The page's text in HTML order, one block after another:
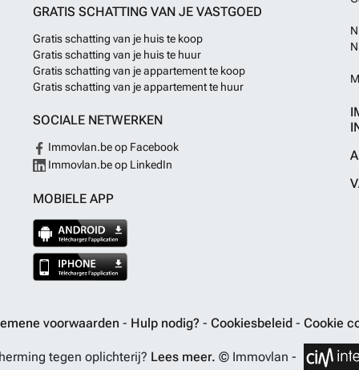
prachtig
vakantie. Er is
ruimte om
verplichting
Meer
GRATIS SCHATTING VAN JE VASTGOED
Gratis schatting van je huis te koop
Gratis schatting van je huis te huur
Gratis schatting van je appartement te koop
Gratis schatting van je appartement te huur
SOCIALE NETWERKEN
Immovlan.be op Facebook
Immovlan.be op LinkedIn
MOBIELE APP
voorwaarden - Hulp nodig? - Cookiesbeleid - Cookie
tegen oplichterij? Lees meer. © Immovlan -